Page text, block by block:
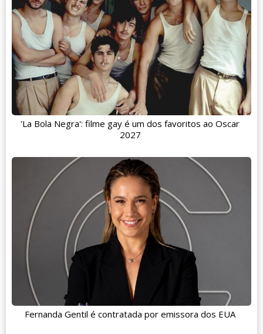
'La Bola Negra': filme gay é um dos favoritos ao Oscar
2027
Fernanda Gentil é contratada por emissora dos EUA